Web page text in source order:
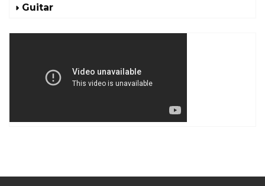
Guitar